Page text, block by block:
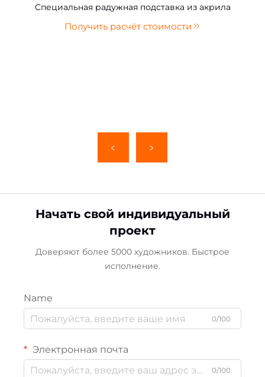
Специальная радужная подставка из акрила
Получить расчёт стоимости
Начать свой индивидуальный
проект
Доверяют более 5000 художников. Быстрое
исполнение.
Name
0/100
Электронная почта
0/100